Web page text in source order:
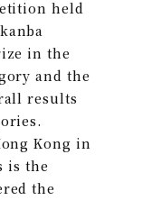
held
in the
and the
results
Kong in
is the
the